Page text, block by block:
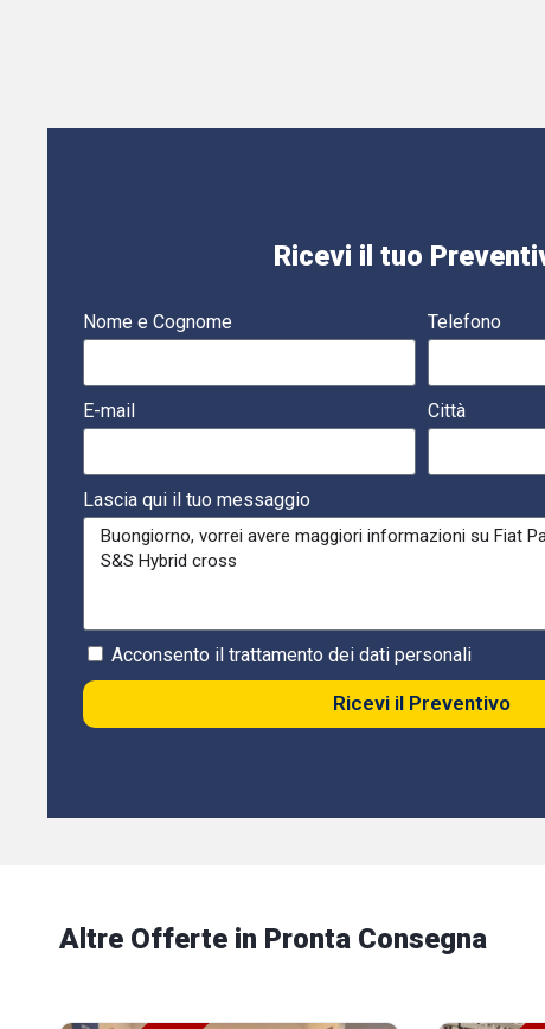
Ricevi il tuo
Nome e Cognome Telefono
E-mail Città
Lascia qui il tuo messaggio
Acconsento il trattamento dei dati personali
Ricevi il Preventivo
Altre Offerte in Pronta Consegna